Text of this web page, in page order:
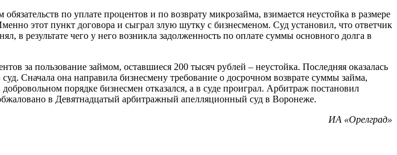
по уплате процентов и по возврату микрозайма, взимается неустойка в размере
этот пункт договора и сыграл злую шутку с бизнесменом. Суд установил, что ответчик
в результате чего у него возникла задолженность по оплате суммы основного долга в
за пользование займом, оставшиеся 200 тысяч рублей – неустойка. Последняя оказалась
Сначала она направила бизнесмену требование о досрочном возврате суммы займа,
порядке бизнесмен отказался, а в суде проиграл. Арбитраж постановил
в Девятнадцатый арбитражный апелляционный суд в Воронеже.
ИА «Орелград»